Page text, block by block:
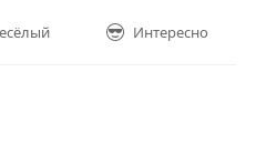
Интересно